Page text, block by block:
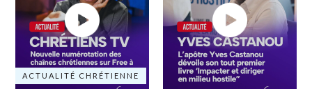
ACTUALITÉ CHRÉTIENNE